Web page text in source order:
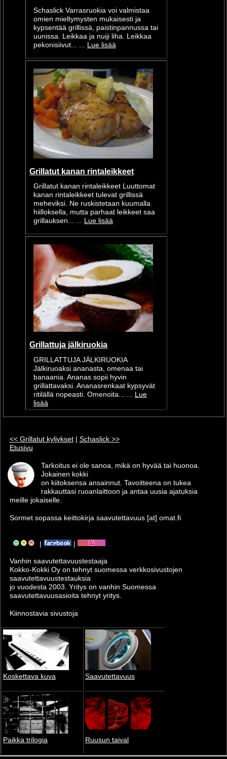
Schaslick Varrasruokia voi valmistaa
omien mieltymysten mukaisesti ja
kypsentää grillissä, paistinpannussa tai
uunissa. Leikkaa ja nuiji liha. Leikkaa
pekonisiivut... ... Lue lisää
Grillatut kanan rintaleikkeet
Grillatut kanan rintaleikkeet Luuttomat
kanan rintaleikkeet tulevat grillissä
meheviksi. Ne ruskistetaan kuumalla
hiilloksella, mutta parhaat leikkeet saa
grillauksen... ... Lue lisää
Grillattuja jälkiruokia
GRILLATTUJA JÄLKIRUOKIA
Jälkiruoaksi ananasta, omenaa tai
banaania. Ananas sopii hyvin
grillattavaksi. Ananasrenkaat kypsyvät
ritilällä nopeasti. Omenoita... ...
Lue
lisää
<< Grillatut kyljykset| Schaslick >>
Etusivu
Tarkoitus ei ole sanoa, mikä on hyvää tai huonoa.
Jokainen kokki
on kiitoksensa ansainnut. Tavoitteena on tukea
rakkauttasi ruoanlaittoon ja antaa uusia ajatuksia
meille jokaiselle.
Sormet sopassa keittokirja saavutettavuus [at] omat.fi
Vanhin saavutettavuus­testaaja
Kokko-Kokki Oy on tehnyt suomessa verkkosivustojen
saavutettavuus­testauksia
jo vuodesta 2003. Yritys on vanhin Suomessa
saavutettavuusasioita tehnyt yritys.
Kiinnostavia sivustoja
Koskettava kuva Saavutettavuus
Paikka trilogia Ruusun taival